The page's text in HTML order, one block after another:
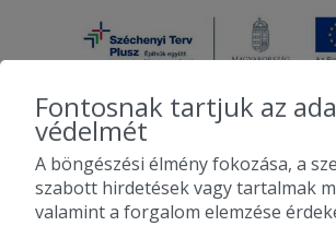
2010-2026 Copyright - Falatozz.hu -
Fontosnak tartjuk az
védelmét
A böngészési élmény fokozása, a
szabott hirdetések vagy tartalmak
valamint a forgalom elemzése